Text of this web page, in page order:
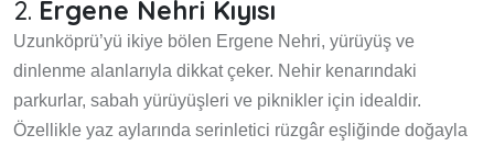
2. Ergene Nehri Kıyısı
Uzunköprü’yü ikiye bölen Ergene Nehri, yürüyüş ve
dinlenme alanlarıyla dikkat çeker. Nehir kenarındaki
parkurlar, sabah yürüyüşleri ve piknikler için idealdir.
Özellikle yaz aylarında serinletici rüzgâr eşliğinde doğayla